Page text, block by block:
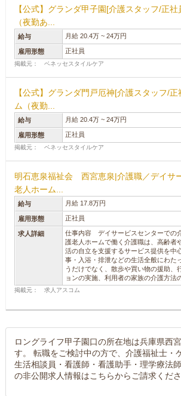
【公式】グランダ甲子園[介護スタッフ/正
（夜勤あ...
給与 月給 20.4万 ~ 24万円
雇用形態 正社員
掲載元： ベネッセスタイルケア
【公式】グランダ門戸厄神[介護スタッフ/
ム（夜勤...
給与 月給 20.4万 ~ 24万円
雇用形態 正社員
掲載元： ベネッセスタイルケア
明石恵泉福祉会 西宮恵泉|介護職／デイサ
老人ホーム...
給与 月給 17.8万円
雇用形態 正社員
求人詳細
仕事内容 デイサービスセンターでの
護老人ホームで働く介護職は、高齢者
活の自立を支援するサービス提供を中
事・入浴・排泄などの生活全般にわた
うだけでなく、散歩や買い物の援助、
ョンの実施、利用者の家族の介護方法の
掲載元： 求人アスコム
ロングライフ甲子園口の所在地は兵庫県西
す。 転職をご検討中の方で、介護福祉士・
生活相談員・看護師・看護助手・理学療法
の非公開求人情報はこちらからご請求くださ